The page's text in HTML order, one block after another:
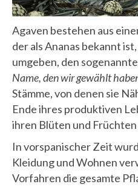
Agaven bestehen aus
der als Ananas bekannt
umgeben, den
Name, den wir gewählt
Stämme, von denen sie
Ende ihres produktiven
ihren Blüten und
In vorspanischer Zeit
Kleidung und Wohnen
Vorfahren die gesamte